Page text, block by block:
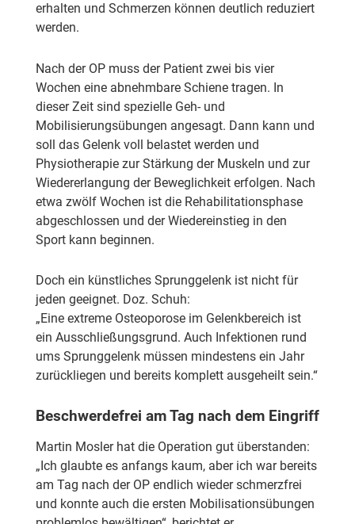
erhalten und Schmerzen können deutlich reduziert
werden.
Nach der OP muss der Patient zwei bis vier
Wochen eine abnehmbare Schiene tragen. In
dieser Zeit sind spezielle Geh- und
Mobilisierungsübungen angesagt. Dann kann und
soll das Gelenk voll belastet werden und
Physiotherapie zur Stärkung der Muskeln und zur
Wiedererlangung der Beweglichkeit erfolgen. Nach
etwa zwölf Wochen ist die Rehabilitationsphase
abgeschlossen und der Wiedereinstieg in den
Sport kann beginnen.
Doch ein künstliches Sprunggelenk ist nicht für
jeden geeignet. Doz. Schuh:
„Eine extreme Osteoporose im Gelenkbereich ist
ein Ausschließungsgrund. Auch Infektionen rund
ums Sprunggelenk müssen mindestens ein Jahr
zurückliegen und bereits komplett ausgeheilt sein.“
Beschwerdefrei am Tag nach dem Eingriff
Martin Mosler hat die Operation gut überstanden:
„Ich glaubte es anfangs kaum, aber ich war bereits
am Tag nach der OP endlich wieder schmerzfrei
und konnte auch die ersten Mobilisationsübungen